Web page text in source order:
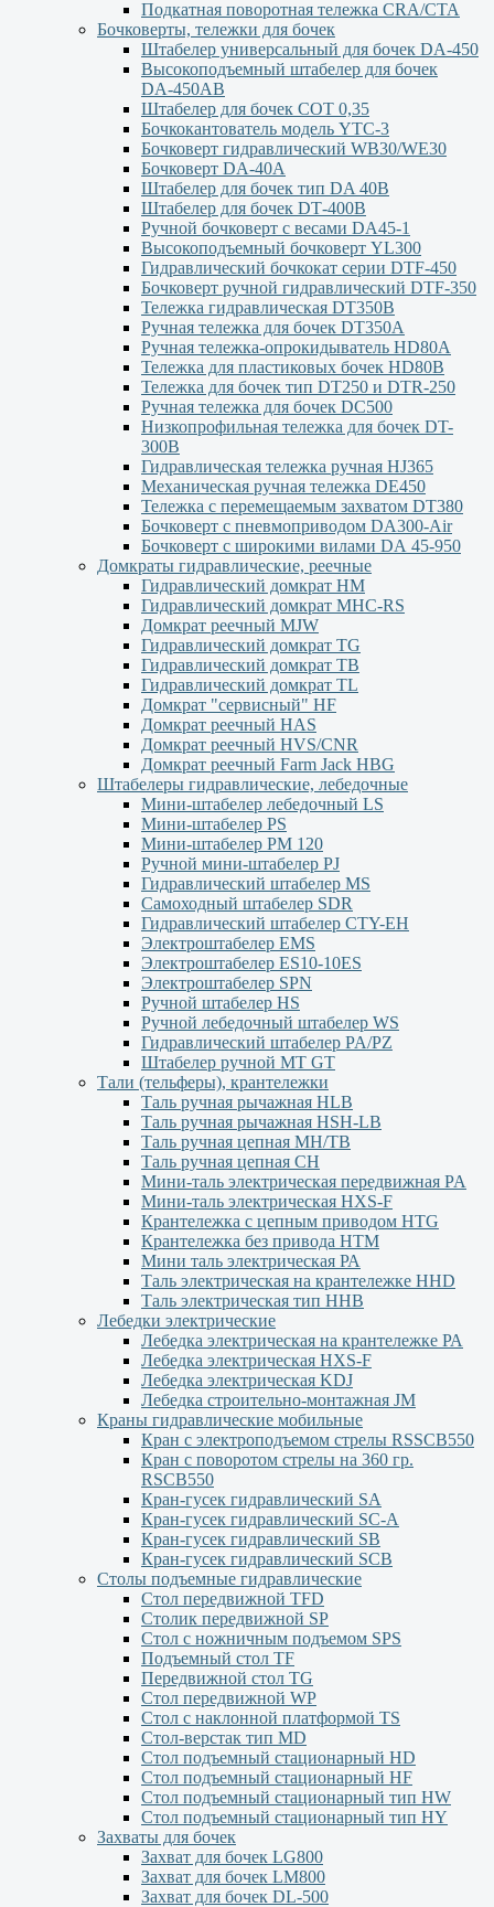
Подкатная поворотная тележка CRA/CTA
Бочковерты, тележки для бочек
Штабелер универсальный для бочек DA-450
Высокоподъемный штабелер для бочек
DА-450АВ
Штабелер для бочек СОТ 0,35
Бочкокантователь модель YTC-3
Бочковерт гидравлический WB30/WE30
Бочковерт DA-40A
Штабелер для бочек тип DA 40В
Штабелер для бочек DТ-400В
Ручной бочковерт с весами DА45-1
Высокоподъемный бочковерт YL300
Гидравлический бочкокат серии DTF-450
Бочковерт ручной гидравлический DTF-350
Тележка гидравлическая DT350B
Ручная тележка для бочек DT350A
Ручная тележка-опрокидыватель HD80A
Тележка для пластиковых бочек HD80B
Тележка для бочек тип DT250 и DTR-250
Ручная тележка для бочек DC500
Низкопрофильная тележка для бочек DT-
300В
Гидравлическая тележка ручная HJ365
Механическая ручная тележка DE450
Тележка с перемещаемым захватом DT380
Бочковерт с пневмоприводом DA300-Air
Бочковерт с широкими вилами DА 45-950
Домкраты гидравлические, реечные
Гидравлический домкрат НМ
Гидравлический домкрат MHC-RS
Домкрат реечный MJW
Гидравлический домкрат TG
Гидравлический домкрат ТВ
Гидравлический домкрат TL
Домкрат "сервисный" НF
Домкрат реечный HAS
Домкрат реечный HVS/CNR
Домкрат реечный Farm Jack HBG
Штабелеры гидравлические, лебедочные
Мини-штабелер лебедочный LS
Мини-штабелер PS
Мини-штабелер РМ 120
Ручной мини-штабелер PJ
Гидравлический штабелер MS
Самоходный штабелер SDR
Гидравлический штабелер CTY-EH
Электроштабелер EMS
Электроштабелер ES10-10ES
Электроштабелер SPN
Ручной штабелер HS
Ручной лебедочный штабелер WS
Гидравлический штабелер PA/PZ
Штабелер ручной MT GT
Тали (тельферы), крантележки
Таль ручная рычажная HLB
Таль ручная рычажная HSH-LB
Таль ручная цепная MH/TB
Таль ручная цепная СН
Мини-таль электрическая передвижная PA
Мини-таль электрическая HXS-F
Крантележка с цепным приводом HTG
Крантележка без привода HTM
Мини таль электрическая РА
Таль электрическая на крантележке HHD
Таль электрическая тип HHB
Лебедки электрические
Лебедка электрическая на крантележке РА
Лебедка электрическая HXS-F
Лебедка электрическая KDJ
Лебедка строительно-монтажная JM
Краны гидравлические мобильные
Кран с электроподъемом стрелы RSSCB550
Кран с поворотом стрелы на 360 гр.
RSCB550
Кран-гусек гидравлический SA
Кран-гусек гидравлический SC-A
Кран-гусек гидравлический SB
Кран-гусек гидравлический SCB
Столы подъемные гидравлические
Стол передвижной TFD
Столик передвижной SP
Стол с ножничным подъемом SPS
Подъемный стол TF
Передвижной стол TG
Стол передвижной WP
Стол с наклонной платформой TS
Стол-верстак тип MD
Стол подъемный стационарный HD
Стол подъемный стационарный HF
Стол подъемный стационарный тип HW
Стол подъемный стационарный тип HY
Захваты для бочек
Захват для бочек LG800
Захват для бочек LM800
Захват для бочек DL-500